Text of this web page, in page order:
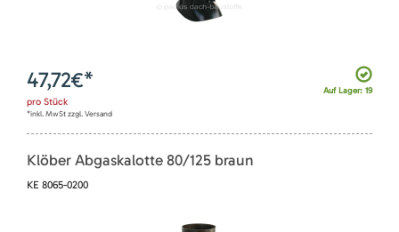
Auf Lager: 19
47,72€*
pro Stück
*inkl. MwSt zzgl. Versand
Klöber Abgaskalotte 80/125 braun
KE 8065-0200